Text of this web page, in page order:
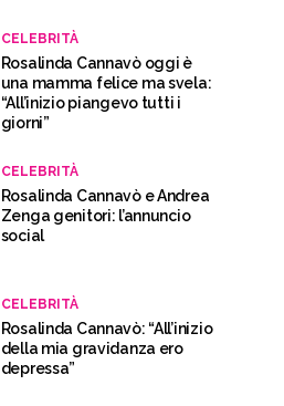
CELEBRITÀ
Rosalinda Cannavò oggi è
una mamma felice ma svela:
“All’inizio piangevo tutti i
giorni”
CELEBRITÀ
Rosalinda Cannavò e Andrea
Zenga genitori: l’annuncio
social
CELEBRITÀ
Rosalinda Cannavò: “All’inizio
della mia gravidanza ero
depressa”